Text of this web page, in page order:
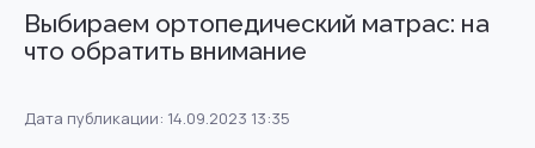
Выбираем ортопедический матрас: на
что обратить внимание
Дата публикации: 14.09.2023 13:35